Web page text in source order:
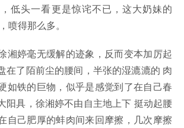
低头一看更是惊诧不已，这大奶妹的
喷得那么多。
婷毫无缓解的迹象，反而变本加厉起
在了陌前尘的腰间，半张的湿漉漉的 肉
如铁的巨物，似乎是感觉到了在自己春
阳具，徐湘婷不由自主地上下 挺动起腰
自己肥厚的蚌肉间来回摩擦，几次摩擦